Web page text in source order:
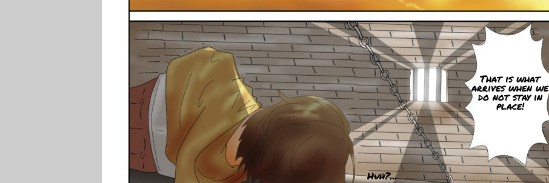
Huh?...
That is what
arrives when we
do not stay in
place!